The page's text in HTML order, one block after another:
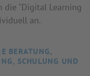
die "Digital Learning
an.
BERATUNG,
SCHULUNG UND